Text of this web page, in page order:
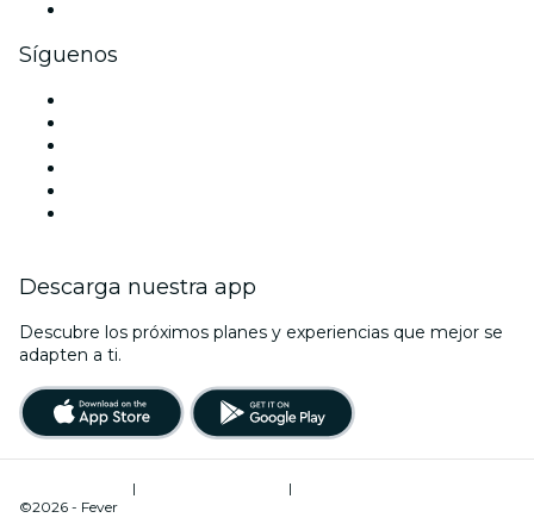
Síguenos
Descarga nuestra app
Descubre los próximos planes y experiencias que mejor se
adapten a ti.
| |
©2026 - Fever